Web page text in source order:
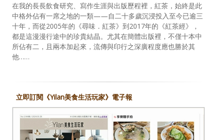
在我的長長飲食研究、寫作生涯與出版歷程裡，紅茶，始終是此
中格外佔有一席之地的一類——自二十多歲沉浸投入至今已逾三
十年，而從2005年的《尋味．紅茶》到2017年的《紅茶經》，
都是這漫漫行途中的珍貴結晶。尤其在簡體出版裡，不僅十本中
所佔有二，且兩本加起來，流傳與印行之深廣程度應也勝於其
他……
立即訂閱《Yilan美食生活玩家》電子報